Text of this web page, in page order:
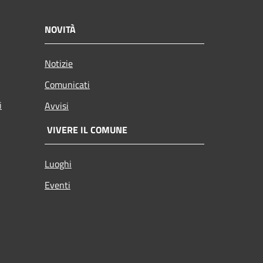
NOVITÀ
Notizie
Comunicati
Avvisi
VIVERE IL COMUNE
Luoghi
Eventi